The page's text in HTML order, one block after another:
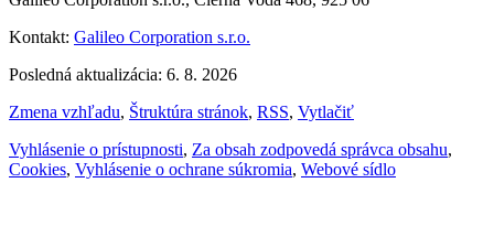
Kontakt: Galileo Corporation s.r.o.
Posledná aktualizácia: 6. 8. 2026
Zmena vzhľadu, Štruktúra stránok, RSS, Vytlačiť
Vyhlásenie o prístupnosti, Za obsah zodpovedá správca obsahu,
Cookies, Vyhlásenie o ochrane súkromia, Webové sídlo